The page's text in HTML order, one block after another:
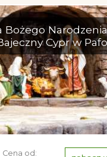
Bożego
Cypr w
Cena od: